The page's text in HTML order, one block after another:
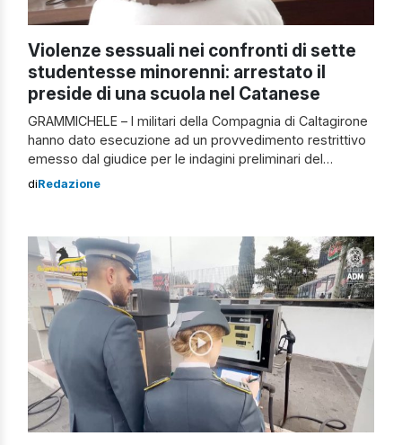
Violenze sessuali nei confronti di sette
studentesse minorenni: arrestato il
preside di una scuola nel Catanese
GRAMMICHELE – I militari della Compagnia di Caltagirone
hanno dato esecuzione ad un provvedimento restrittivo
emesso dal giudice per le indagini preliminari del
Tribunale di Caltagirone nei confronti di un 61enne di
dalle indagini Le indagini, coordinate dalla Procura della
[…]
diRedazione